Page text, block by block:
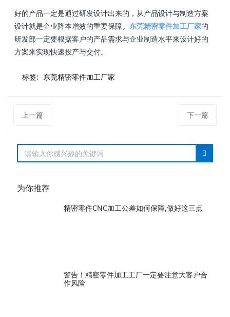
好的产品一定是通过研发设计出来的，从产品设计与制造方案
设计就是企业降本增效的重要保障。东莞精密零件加工厂家的
研发部一定要根据客户的产品需求与企业制造水平来设计好的
方案来实现快速投产与交付。
标签: 东莞精密零件加工厂家
上一篇 下一篇
为你推荐
精密零件CNC加工公差如何保障,做好这三点
警告！精密零件加工工厂一定要注意大客户合
作风险